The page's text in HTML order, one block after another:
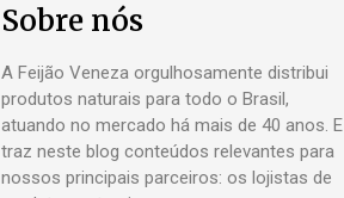
Sobre nós
A Feijão Veneza orgulhosamente distribui
produtos naturais para todo o Brasil,
atuando no mercado há mais de 40 anos. E
traz neste blog conteúdos relevantes para
nossos principais parceiros: os lojistas de